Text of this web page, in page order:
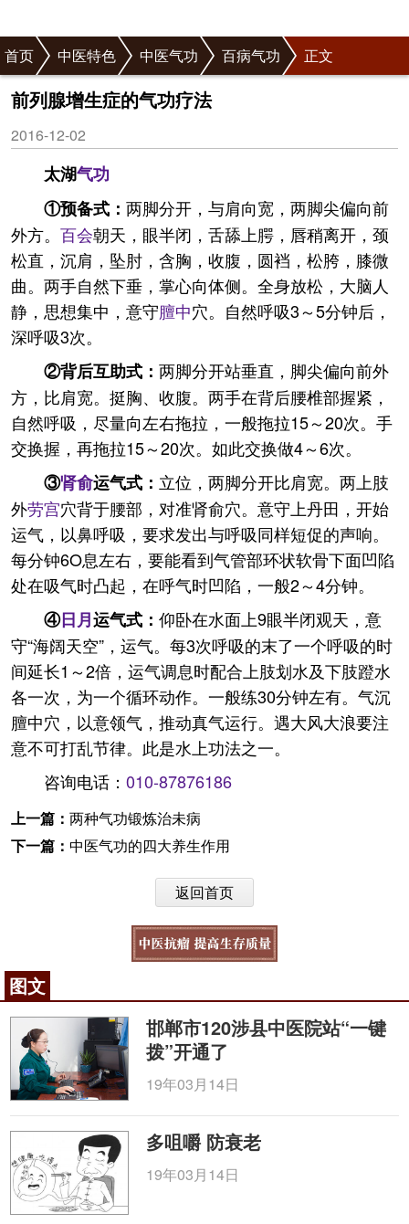
首页 中医特色 中医气功 百病气功 正文
前列腺增生症的气功疗法
2016-12-02
太湖气功
①预备式： 两脚分开，与肩向宽，两脚尖偏向前
外方。 百会朝天，眼半闭，舌舔上腭，唇稍离开，颈
松直，沉肩，坠肘，含胸，收腹，圆裆，松胯，膝微
曲。两手自然下垂，掌心向体侧。全身放松，大脑人
静，思想集中，意守膻中穴。自然呼吸3～5分钟后，
深呼吸3次。
②背后互助式： 两脚分开站垂直，脚尖偏向前外
方，比肩宽。挺胸、收腹。两手在背后腰椎部握紧，
自然呼吸，尽量向左右拖拉，一般拖拉15～20次。手
交换握，再拖拉15～20次。如此交换做4～6次。
③肾俞运气式： 立位，两脚分开比肩宽。两上肢
外劳宫穴背于腰部，对准肾俞穴。意守上丹田，开始
运气，以鼻呼吸，要求发出与呼吸同样短促的声响。
每分钟6O息左右，要能看到气管部环状软骨下面凹陷
处在吸气时凸起，在呼气时凹陷，一般2～4分钟。
④日月运气式： 仰卧在水面上9眼半闭观天，意
守“海阔天空”，运气。每3次呼吸的末了一个呼吸的时
间延长1～2倍，运气调息时配合上肢划水及下肢蹬水
各一次，为一个循环动作。一般练30分钟左有。气沉
膻中穴，以意领气，推动真气运行。遇大风大浪要注
意不可打乱节律。此是水上功法之一。
咨询电话： 010-87876186
上一篇： 两种气功锻炼治未病
下一篇： 中医气功的四大养生作用
返回首页
图文
邯郸市120涉县中医院站“一键
拨”开通了
19年03月14日
多咀嚼 防衰老
19年03月14日